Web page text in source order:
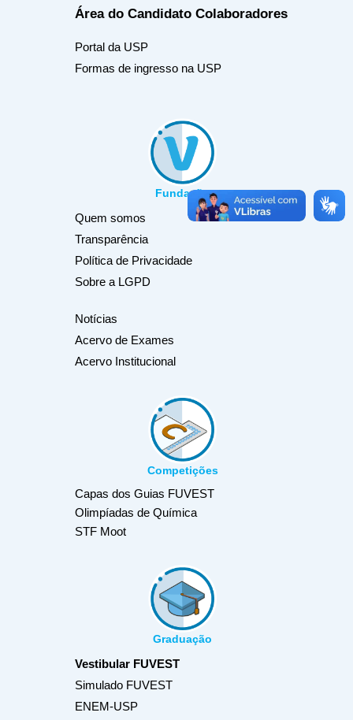
Área do Candidato Colaboradores
Portal da USP
Formas de ingresso na USP
Fundação
Quem somos
Transparência
Política de Privacidade
Sobre a LGPD
Notícias
Acervo de Exames
Acervo Institucional
Competições
Capas dos Guias FUVEST
Olimpíadas de Química
STF Moot
Graduação
Vestibular FUVEST
Simulado FUVEST
ENEM-USP